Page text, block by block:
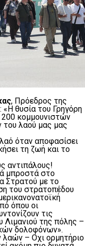
, Πρόεδρος της
θυσία του Γρηγόρη
κομμουνιστών
του λαού μας μας
όταν αποφασίσει
τη ζωή και το
αντιπάλους!
μπροστά στο
Στρατού με το
του στρατοπέδου
όπου οι
τις
της πόλης –
δολοφόνων».
λαών – Οχι ορμητήριο